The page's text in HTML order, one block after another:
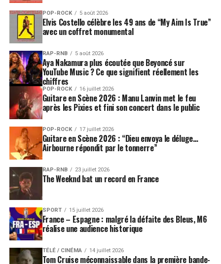
POP-ROCK 5 août 2026
Elvis Costello célèbre les 49 ans de “My Aim Is True”
avec un coffret monumental
RAP-RNB 5 août 2026
Aya Nakamura plus écoutée que Beyoncé sur
YouTube Music ? Ce que signifient réellement les
chiffres
POP-ROCK 16 juillet 2026
Guitare en Scène 2026 : Manu Lanvin met le feu
après les Pixies et fini son concert dans le public
POP-ROCK 17 juillet 2026
Guitare en Scène 2026 : “Dieu envoya le déluge…
Airbourne répondit par le tonnerre”
RAP-RNB 23 juillet 2026
The Weeknd bat un record en France
SPORT 15 juillet 2026
France – Espagne : malgré la défaite des Bleus, M6
réalise une audience historique
TÉLÉ / CINÉMA 14 juillet 2026
Tom Cruise méconnaissable dans la première bande-